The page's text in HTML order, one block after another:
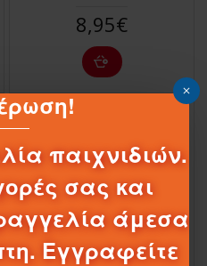
παιχνιδιών.
σας και
άμεσα
Εγγραφείτε
8,95€